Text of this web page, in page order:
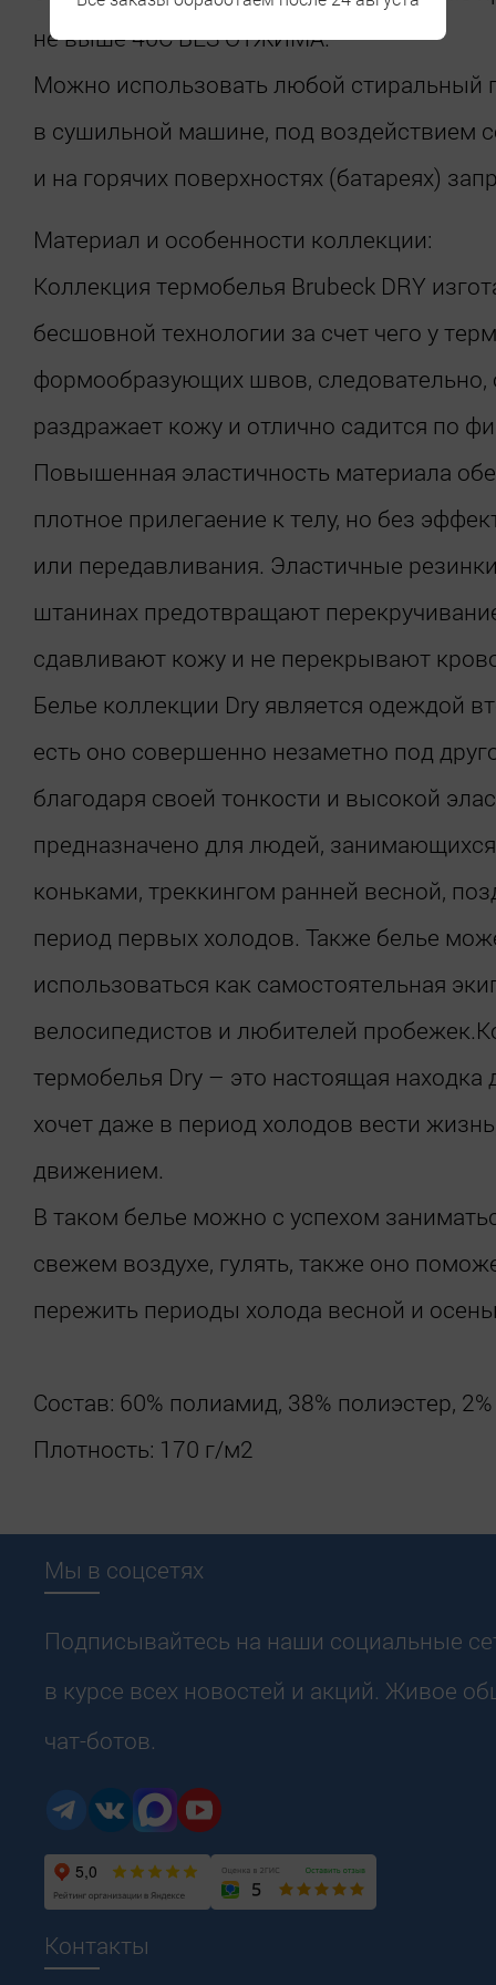
не выше 40C БЕЗ ОТЖИМА.
Можно использовать любой стиральный
в сушильной машине, под воздействием
и на горячих поверхностях (батареях)
Материал и особенности коллекции:
Коллекция термобелья Brubeck DRY
бесшовной технологии за счет чего у
формообразующих швов, следовательно,
раздражает кожу и отлично садится по
Повышенная эластичность материала
плотное прилегаение к телу, но без
или передавливания. Эластичные
штанинах предотвращают
сдавливают кожу и не перекрывают
Белье коллекции Dry является одеждой
есть оно совершенно незаметно под
благодаря своей тонкости и высокой
предназначено для людей,
коньками, треккингом ранней весной,
период первых холодов. Также белье
использоваться как самостоятельная
велосипедистов и любителей
термобелья Dry – это настоящая находка
хочет даже в период холодов вести
движением.
В таком белье можно с успехом
свежем воздухе, гулять, также оно
пережить периоды холода весной и
Состав: 60% полиамид, 38% полиэстер,
Плотность: 170 г/м2
Мы в соцсетях
Подписывайтесь на наши социальные
в курсе всех новостей и акций. Живое
чат-ботов.
Контакты